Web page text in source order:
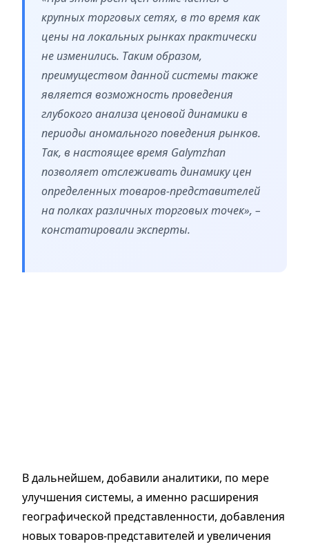
крупных торговых сетях, в то время как
цены на локальных рынках практически
не изменились. Таким образом,
преимуществом данной системы также
является возможность проведения
глубокого анализа ценовой динамики в
периоды аномального поведения рынков.
Так, в настоящее время Galymzhan
позволяет отслеживать динамику цен
определенных товаров-представителей
на полках различных торговых точек», –
констатировали эксперты.
В дальнейшем, добавили аналитики, по мере
улучшения системы, а именно расширения
географической представленности, добавления
новых товаров-представителей и увеличения